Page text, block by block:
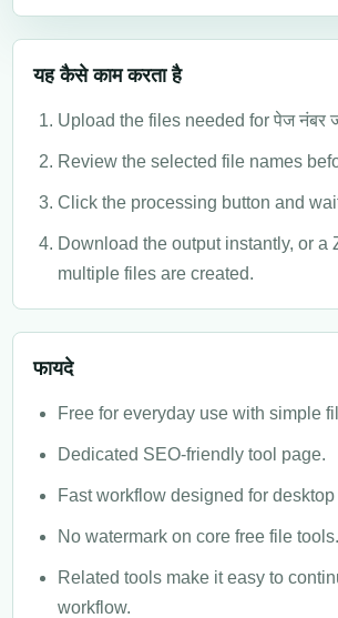
यह कैसे काम करता है
Upload the files needed for पेज नंबर
Review the selected file names
Click the processing button and
Download the output instantly, or a
multiple files are created.
फायदे
Free for everyday use with simple
Dedicated SEO-friendly tool page.
Fast workflow designed for
No watermark on core free file tools.
Related tools make it easy to
workflow.